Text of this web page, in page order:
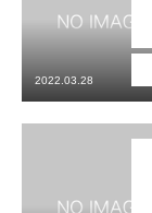
2022.03.28